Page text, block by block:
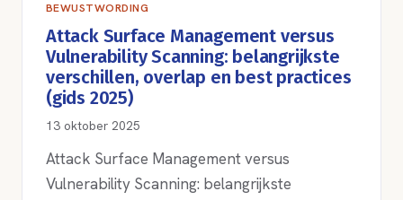
BEWUSTWORDING
Attack Surface Management versus
Vulnerability Scanning: belangrijkste
verschillen, overlap en best practices
(gids 2025)
13 oktober 2025
Attack Surface Management versus
Vulnerability Scanning: belangrijkste